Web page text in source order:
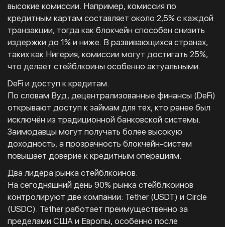
высокие комиссии. Например, комиссия по
кредитным картам составляет около 2,5% с каждой
транзакции, тогда как блокчейн способен снизить
издержки до 1% и ниже. В развивающихся странах,
таких как Нигерия, комиссии могут достигать 25%,
что делает стейблкоины особенно актуальными.
DeFi и доступ к кредитам.
По словам Вуд, децентрализованные финансы (DeFi)
открывают доступ к займам для тех, кто ранее был
исключён из традиционной банковской системы.
Заимодавцы могут получать более высокую
доходность, а прозрачность блокчейн-систем
повышает доверие к кредитным операциям.
Два лидера рынка стейблкоинов.
На сегодняшний день 90% рынка стейблкоинов
контролируют две компании: Tether (USDT) и Circle
(USDC). Tether работает преимущественно за
пределами США и Европы, особенно после